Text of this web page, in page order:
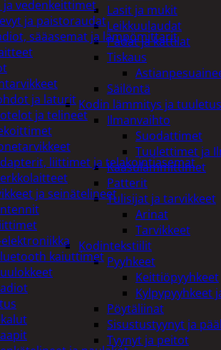
Lasit ja mukit
Leikkuulaudat
Padat ja kattilat
Tiskaus
Säilöntä
Kodin lämmitys ja tuuletus
Ilmanvaihto
Suodattimet
Tuulettimet ja
Kaasulämmittimet
Patterit
Tulisijat ja tarvikkeet
Arinat
Tarvikkeet
Kodintekstiilit
Pyyhkeet
Keittiöpyyhkeet
Kylpypyyhkeet
Pöytäliinat
Sisustustyynyt ja
Tyynyt ja peitot
ja vedenkeittimet
ja paistoraudat
sääasemat ja lämpömittarit
ja laturit
ja telineet
liittimet ja telakointiasemat
ja seinätelineet
kaiuttimet